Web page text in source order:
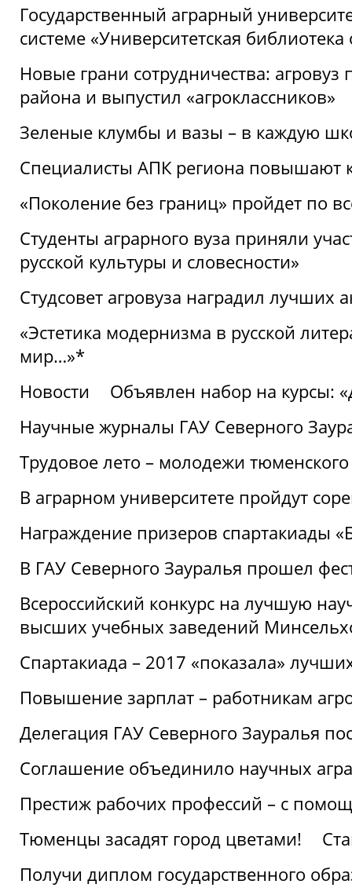
Государственный аграрный
системе «Университетская
Новые грани сотрудничества:
района и выпустил «агроклассников»
Зеленые клумбы и вазы – в каждую
Специалисты АПК региона повышают
«Поколение без границ» пройдет по
Студенты аграрного вуза приняли
русской культуры и словесности»
Студсовет агровуза наградил лучших
«Эстетика модернизма в русской
мир…»*
Новости
Объявлен набор на курсы:
Научные журналы ГАУ Северного
Трудовое лето – молодежи
В аграрном университете пройдут
Награждение призеров спартакиады
В ГАУ Северного Зауралья прошел
Всероссийский конкурс на лучшую
высших учебных заведений
Спартакиада – 2017 «показала»
Повышение зарплат – работникам
Делегация ГАУ Северного Зауралья
Соглашение объединило научных
Престиж рабочих профессий – с
Тюменцы засадят город цветами!
Получи диплом государственного